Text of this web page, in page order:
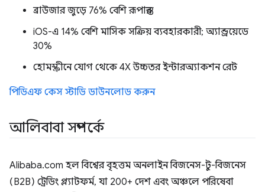
ব্রাউজার জুড়ে 76% বেশি রূপান্তর
iOS-এ 14% বেশি মাসিক সক্রিয় ব্যবহারকারী; অ্যান্ড্রয়েডে
30%
হোমস্ক্রীনে যোগ থেকে 4X উচ্চতর ইন্টারঅ্যাকশন রেট
পিডিএফ কেস স্টাডি ডাউনলোড করুন
আলিবাবা সম্পর্কে
Alibaba.com হল বিশ্বের বৃহত্তম অনলাইন বিজনেস-টু-বিজনেস
(B2B) ট্রেডিং প্ল্যাটফর্ম, যা 200+ দেশ এবং অঞ্চলে পরিষেবা